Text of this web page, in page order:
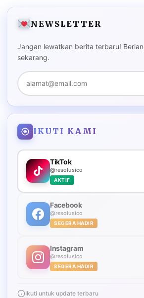
NEWSLETTER
Jangan lewatkan berita terbaru!
sekarang.
IKUTI KAMI
TikTok
@resolusico
AKTIF
Facebook
@resolusico
SEGERA HADIR
Instagram
@resolusico
SEGERA HADIR
Ikuti untuk update terbaru